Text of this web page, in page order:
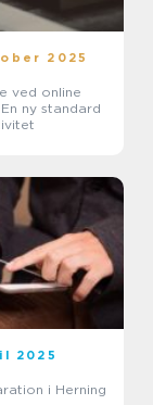
2025
ved online
ny standard
2025
i Herning